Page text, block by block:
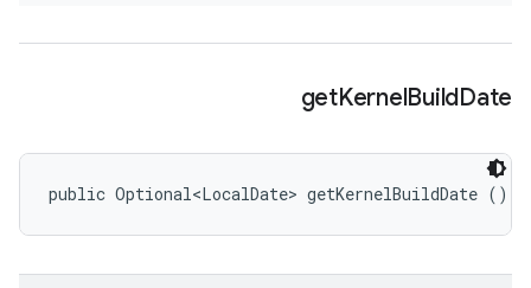
getKernelBuildDate
public Optional<LocalDate> getKernelBuildDate ()